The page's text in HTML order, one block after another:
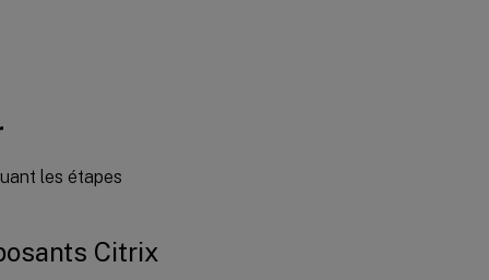
les étapes
Citrix